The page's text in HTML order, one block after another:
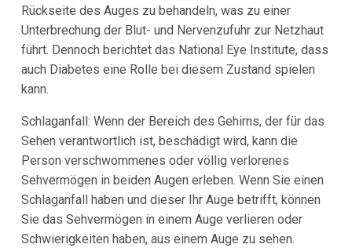
Rückseite des Auges zu behandeln, was zu einer
Unterbrechung der Blut- und Nervenzufuhr zur Netzhaut
führt. Dennoch berichtet das National Eye Institute, dass
auch Diabetes eine Rolle bei diesem Zustand spielen
kann.
Schlaganfall: Wenn der Bereich des Gehirns, der für das
Sehen verantwortlich ist, beschädigt wird, kann die
Person verschwommenes oder völlig verlorenes
Sehvermögen in beiden Augen erleben. Wenn Sie einen
Schlaganfall haben und dieser Ihr Auge betrifft, können
Sie das Sehvermögen in einem Auge verlieren oder
Schwierigkeiten haben, aus einem Auge zu sehen.